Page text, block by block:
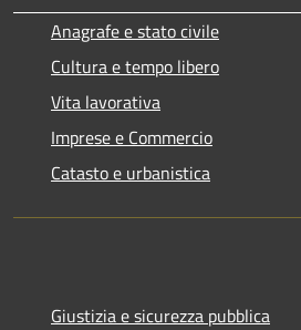
Anagrafe e stato civile
Cultura e tempo libero
Vita lavorativa
Imprese e Commercio
Catasto e urbanistica
Giustizia e sicurezza pubblica